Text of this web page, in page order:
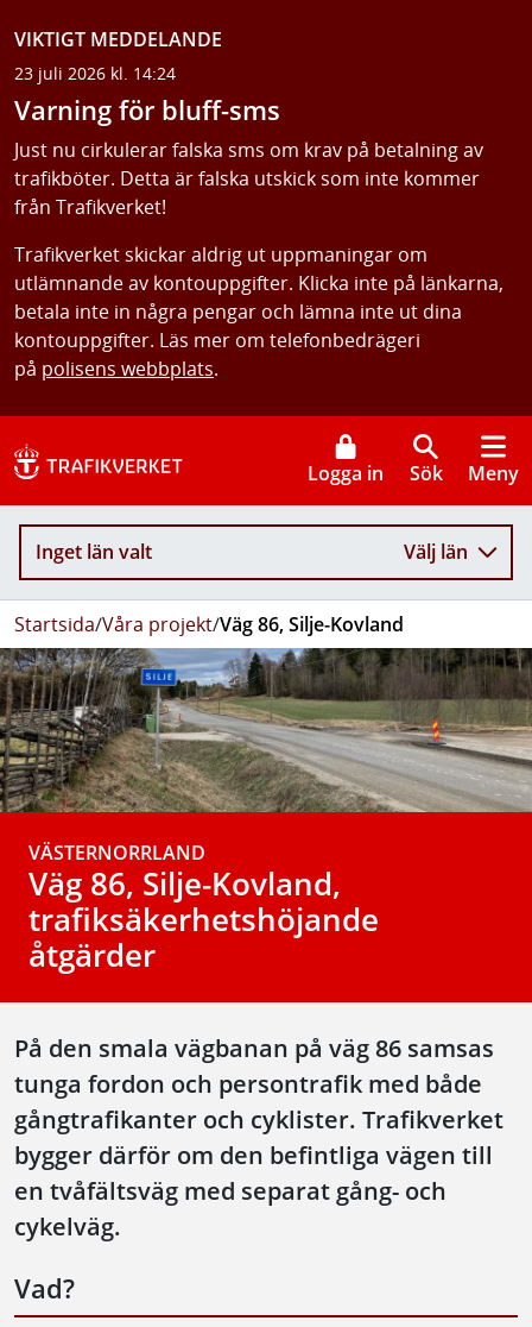
VIKTIGT MEDDELANDE
23 juli 2026 kl. 14:24
Varning för bluff-sms
Just nu cirkulerar falska sms om krav på betalning av
trafikböter. Detta är falska utskick som inte kommer
från Trafikverket!
Trafikverket skickar aldrig ut uppmaningar om
utlämnande av kontouppgifter. Klicka inte på länkarna,
betala inte in några pengar och lämna inte ut dina
kontouppgifter. Läs mer om telefonbedrägeri
på polisens webbplats.
Logga in Sök Meny
Inget län valt Välj län
Startsida/Våra projekt/Väg 86, Silje-Kovland
VÄSTERNORRLAND
Väg 86, Silje-Kovland,
trafiksäkerhetshöjande
åtgärder
På den smala vägbanan på väg 86 samsas
tunga fordon och persontrafik med både
gångtrafikanter och cyklister. Trafikverket
bygger därför om den befintliga vägen till
en tvåfältsväg med separat gång- och
cykelväg.
Vad?